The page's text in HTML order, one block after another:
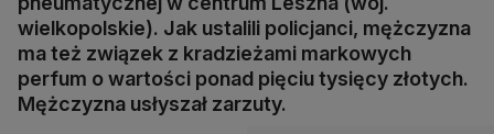
wielkopolskie). Jak ustalili policjanci, mężczyzna
ma też związek z kradzieżami markowych
perfum o wartości ponad pięciu tysięcy złotych.
Mężczyzna usłyszał zarzuty.